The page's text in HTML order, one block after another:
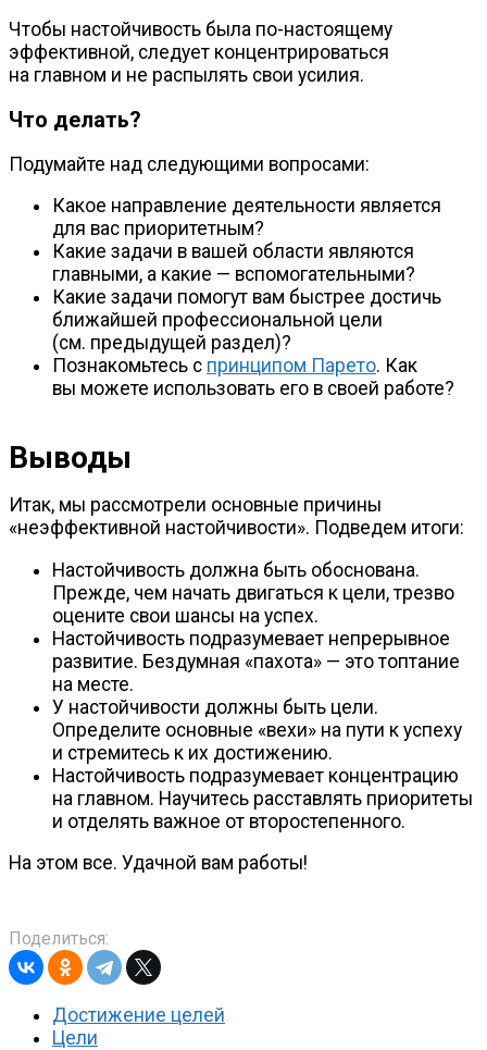
Чтобы настойчивость была по-настоящему
эффективной, следует концентрироваться
на главном и не распылять свои усилия.
Что делать?
Подумайте над следующими вопросами:
Какое направление деятельности является
для вас приоритетным?
Какие задачи в вашей области являются
главными, а какие — вспомогательными?
Какие задачи помогут вам быстрее достичь
ближайшей профессиональной цели
(см. предыдущей раздел)?
Познакомьтесь с принципом Парето. Как
вы можете использовать его в своей работе?
Выводы
Итак, мы рассмотрели основные причины
«неэффективной настойчивости». Подведем итоги:
Настойчивость должна быть обоснована.
Прежде, чем начать двигаться к цели, трезво
оцените свои шансы на успех.
Настойчивость подразумевает непрерывное
развитие. Бездумная «пахота» — это топтание
на месте.
У настойчивости должны быть цели.
Определите основные «вехи» на пути к успеху
и стремитесь к их достижению.
Настойчивость подразумевает концентрацию
на главном. Научитесь расставлять приоритеты
и отделять важное от второстепенного.
На этом все. Удачной вам работы!
Поделиться:
Достижение целей
Цели